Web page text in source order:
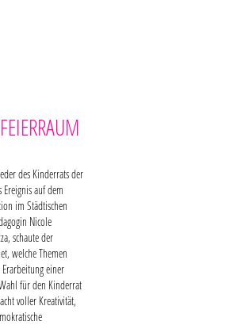
des Kinderrats der
Ereignis auf dem
im Städtischen
Nicole
schaute der
welche Themen
einer
für den Kinderrat
voller Kreativität,